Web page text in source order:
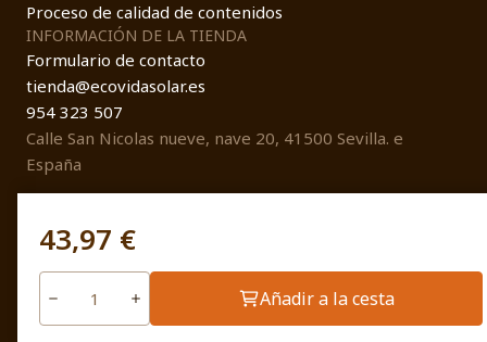
43,97 €
Añadir a la cesta
Proceso de calidad de contenidos
INFORMACIÓN DE LA TIENDA
Formulario de contacto
tienda@ecovidasolar.es
954 323 507
Calle San Nicolas nueve, nave 20, 41500 Sevilla. e
España
© EcovidaSolar 2026